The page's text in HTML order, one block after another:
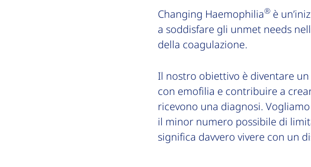
Changing Haemophilia® è
a soddisfare gli unmet needs
della coagulazione.
Il nostro obiettivo è diventare
con emofilia e contribuire a
ricevono una diagnosi.
il minor numero possibile di
significa davvero vivere con un